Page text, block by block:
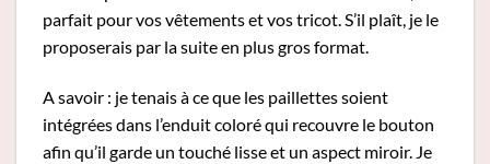
parfait pour vos vêtements et vos tricot. S’il plaît, je le
proposerais par la suite en plus gros format.
A savoir : je tenais à ce que les paillettes soient
intégrées dans l’enduit coloré qui recouvre le bouton
afin qu’il garde un touché lisse et un aspect miroir. Je